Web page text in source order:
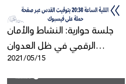
جلسة حوارية: النشاط والأمان
الرقمي في ظل العدوان
الإسرائيلي على الشعب
الفلسطيني
2021/05/15